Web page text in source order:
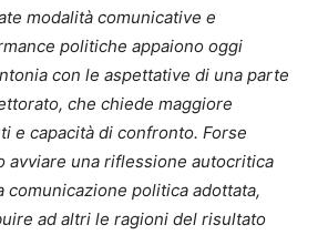
modalità comunicative e
politiche appaiono oggi
con le aspettative di una parte
che chiede maggiore
e capacità di confronto. Forse
avviare una riflessione autocritica
comunicazione politica adottata,
ad altri le ragioni del risultato